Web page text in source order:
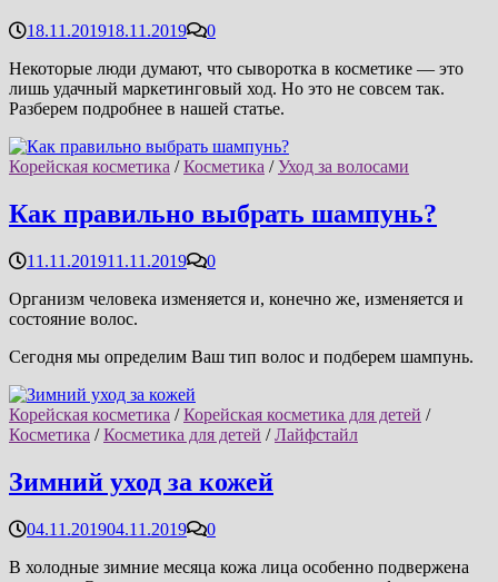
18.11.201918.11.2019
0
Некоторые люди думают, что сыворотка в косметике — это
лишь удачный маркетинговый ход. Но это не совсем так.
Разберем подробнее в нашей статье.
Корейская косметика /Косметика /Уход за волосами
Как правильно выбрать шампунь?
11.11.201911.11.2019
0
Организм человека изменяется и, конечно же, изменяется и
состояние волос.
Сегодня мы определим Ваш тип волос и подберем шампунь.
Корейская косметика /Корейская косметика для детей /
Косметика /Косметика для детей /Лайфстайл
Зимний уход за кожей
04.11.201904.11.2019
0
В холодные зимние месяца кожа лица особенно подвержена